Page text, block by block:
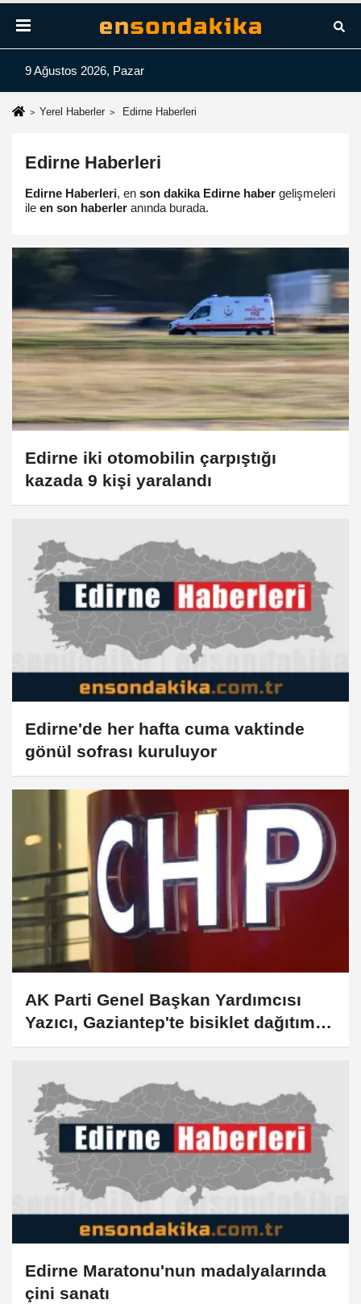
9 Ağustos 2026, Pazar
Yerel Haberler Edirne Haberleri
Edirne Haberleri
Edirne Haberleri, en son dakika Edirne haber gelişmeleri
ile en son haberler anında burada.
Edirne iki otomobilin çarpıştığı
kazada 9 kişi yaralandı
Edirne'de her hafta cuma vaktinde
gönül sofrası kuruluyor
AK Parti Genel Başkan Yardımcısı
Yazıcı, Gaziantep'te bisiklet dağıtım
törenine katıldı:
Edirne Maratonu'nun madalyalarında
çini sanatı